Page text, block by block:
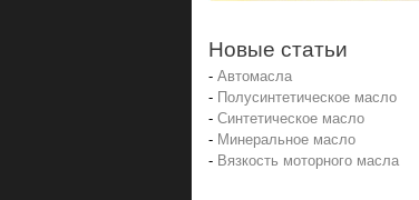
Новые статьи
- Автомасла
- Полусинтетическое масло
- Синтетическое масло
- Минеральное масло
- Вязкость моторного масла